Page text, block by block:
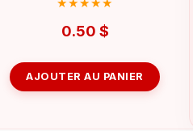
0.50 $
AJOUTER AU PANIER